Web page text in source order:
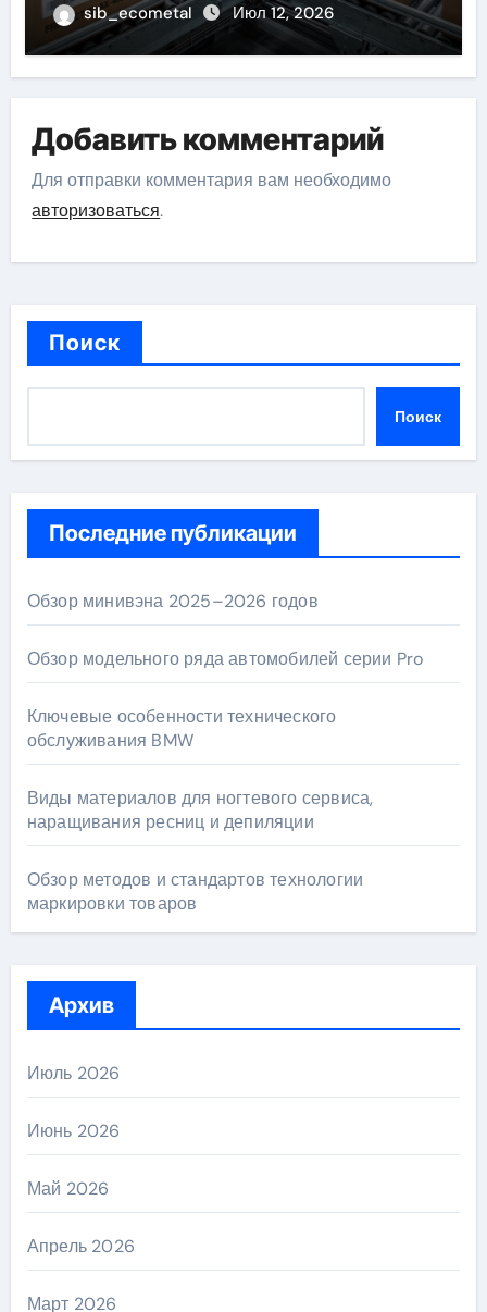
sib_ecometal Июл 12, 2026
Добавить комментарий
Для отправки комментария вам необходимо
авторизоваться.
Поиск
Поиск
Последние публикации
Обзор минивэна 2025–2026 годов
Обзор модельного ряда автомобилей серии Pro
Ключевые особенности технического
обслуживания BMW
Виды материалов для ногтевого сервиса,
наращивания ресниц и депиляции
Обзор методов и стандартов технологии
маркировки товаров
Архив
Июль 2026
Июнь 2026
Май 2026
Апрель 2026
Март 2026